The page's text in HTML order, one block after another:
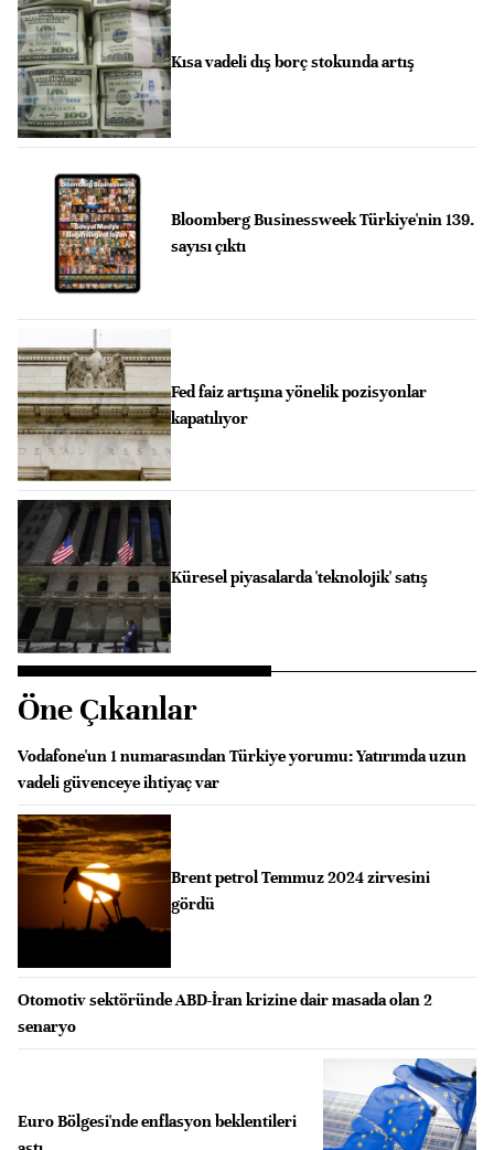
Kısa vadeli dış borç stokunda artış
Bloomberg Businessweek Türkiye'nin 139.
sayısı çıktı
Fed faiz artışına yönelik pozisyonlar
kapatılıyor
Küresel piyasalarda 'teknolojik' satış
Öne Çıkanlar
Vodafone'un 1 numarasından Türkiye yorumu: Yatırımda uzun
vadeli güvenceye ihtiyaç var
Brent petrol Temmuz 2024 zirvesini
gördü
Otomotiv sektöründe ABD-İran krizine dair masada olan 2
senaryo
Euro Bölgesi'nde enflasyon beklentileri